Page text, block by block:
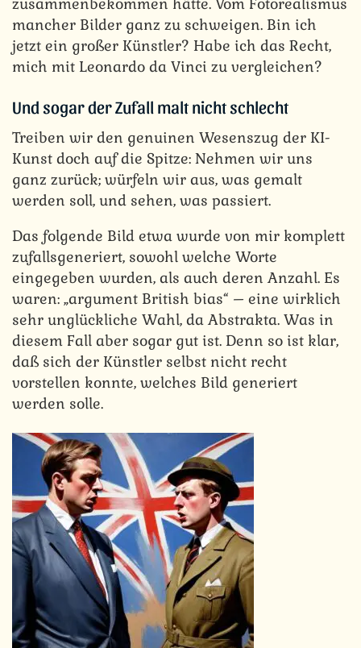
mancher Bilder ganz zu schweigen. Bin ich
jetzt ein großer Künstler? Habe ich das Recht,
mich mit Leonardo da Vinci zu vergleichen?
Und sogar der Zufall malt nicht schlecht
Treiben wir den genuinen Wesenszug der KI-
Kunst doch auf die Spitze: Nehmen wir uns
ganz zurück; würfeln wir aus, was gemalt
werden soll, und sehen, was passiert.
Das folgende Bild etwa wurde von mir komplett
zufallsgeneriert, sowohl welche Worte
eingegeben wurden, als auch deren Anzahl. Es
waren: „argument British bias“ – eine wirklich
sehr unglückliche Wahl, da Abstrakta. Was in
diesem Fall aber sogar gut ist. Denn so ist klar,
daß sich der Künstler selbst nicht recht
vorstellen konnte, welches Bild generiert
werden solle.